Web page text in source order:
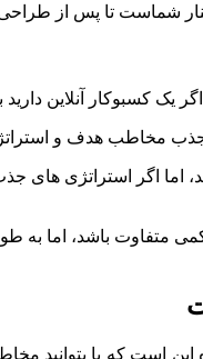
شماست تا پس از
آنلاین دارید
جذب مخاطب هدف و
اما اگر استراتژی های
باشد، اما به طور
است که با بتوانید